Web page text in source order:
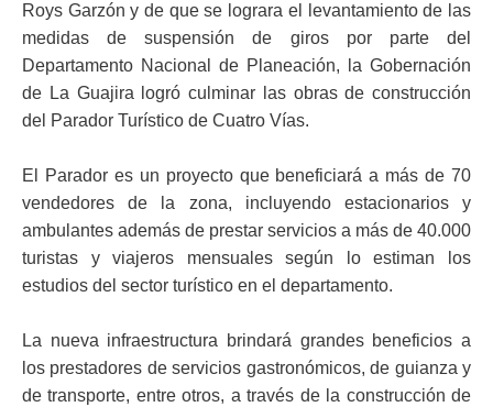
Roys Garzón y de que se lograra el levantamiento de las
medidas de suspensión de giros por parte del
Departamento Nacional de Planeación, la Gobernación
de La Guajira logró culminar las obras de construcción
del Parador Turístico de Cuatro Vías.
El Parador es un proyecto que beneficiará a más de 70
vendedores de la zona, incluyendo estacionarios y
ambulantes además de prestar servicios a más de 40.000
turistas y viajeros mensuales según lo estiman los
estudios del sector turístico en el departamento.
La nueva infraestructura brindará grandes beneficios a
los prestadores de servicios gastronómicos, de guianza y
de transporte, entre otros, a través de la construcción de